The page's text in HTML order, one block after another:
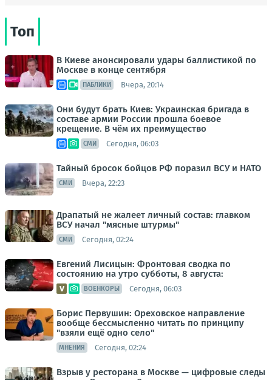
Топ
В Киеве анонсировали удары баллистикой по
Москве в конце сентября
ПАБЛИКИ Вчера, 20:14
Они будут брать Киев: Украинская бригада в
составе армии России прошла боевое
крещение. В чём их преимущество
СМИ Сегодня, 06:03
Тайный бросок бойцов РФ поразил ВСУ и НАТО
СМИ Вчера, 22:23
Драпатый не жалеет личный состав: главком
ВСУ начал "мясные штурмы"
СМИ Сегодня, 02:24
Евгений Лисицын: Фронтовая сводка по
состоянию на утро субботы, 8 августа:
ВОЕНКОРЫ Сегодня, 06:03
Борис Первушин: Ореховское направление
вообще бессмысленно читать по принципу
"взяли ещё одно село"
МНЕНИЯ Сегодня, 02:24
Взрыв у ресторана в Москве — цифровые следы